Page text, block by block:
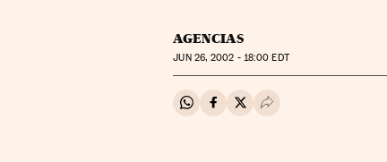
AGENCIAS
JUN26, 2002 - 18:00 EDT
Compartir en Whatsapp
Compartir en Facebook
Compartir en Twitter
Desplegar Redes